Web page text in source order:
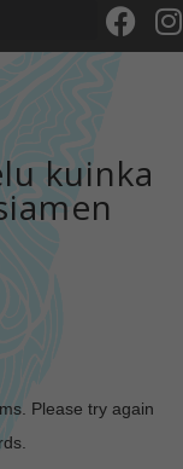
kuinka
Please try again